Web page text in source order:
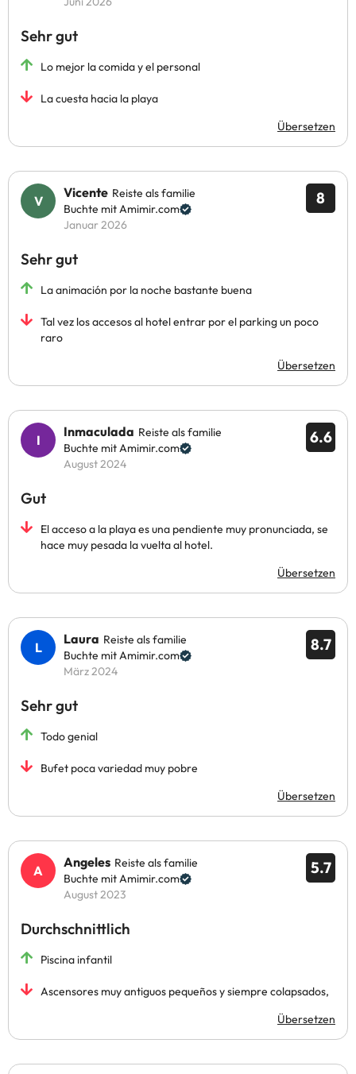
Sehr gut
Lo mejor la comida y el personal
La cuesta hacia la playa
Übersetzen
8
Vicente Reiste als familie
Buchte mit Amimir.com
Januar 2026
Sehr gut
La animación por la noche bastante buena
Tal vez los accesos al hotel entrar por el parking un poco
raro
Übersetzen
6.6
Inmaculada Reiste als familie
Buchte mit Amimir.com
August 2024
Gut
El acceso a la playa es una pendiente muy pronunciada, se
hace muy pesada la vuelta al hotel.
Übersetzen
8.7
Laura Reiste als familie
Buchte mit Amimir.com
März 2024
Sehr gut
Todo genial
Bufet poca variedad muy pobre
Übersetzen
5.7
Angeles Reiste als familie
Buchte mit Amimir.com
August 2023
Durchschnittlich
Piscina infantil
Ascensores muy antiguos pequeños y siempre colapsados,
Übersetzen